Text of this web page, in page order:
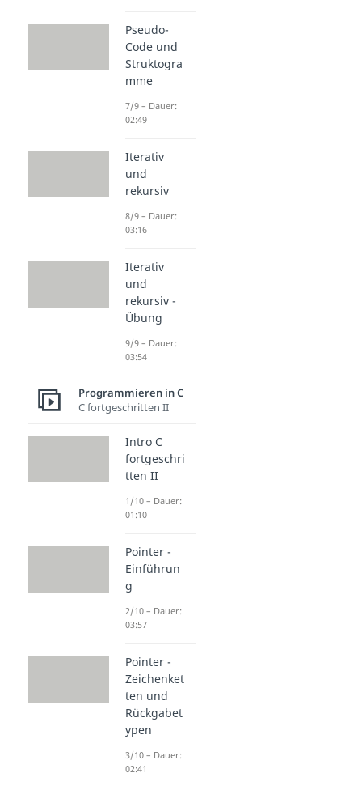
Pseudo-
Code und
Struktogra
mme
7/9 – Dauer:
02:49
Iterativ
und
rekursiv
8/9 – Dauer:
03:16
Iterativ
und
rekursiv -
Übung
9/9 – Dauer:
03:54
Programmieren in C
C fortgeschritten II
Intro C
fortgeschri
tten II
1/10 – Dauer:
01:10
Pointer -
Einführun
g
2/10 – Dauer:
03:57
Pointer -
Zeichenket
ten und
Rückgabet
ypen
3/10 – Dauer:
02:41